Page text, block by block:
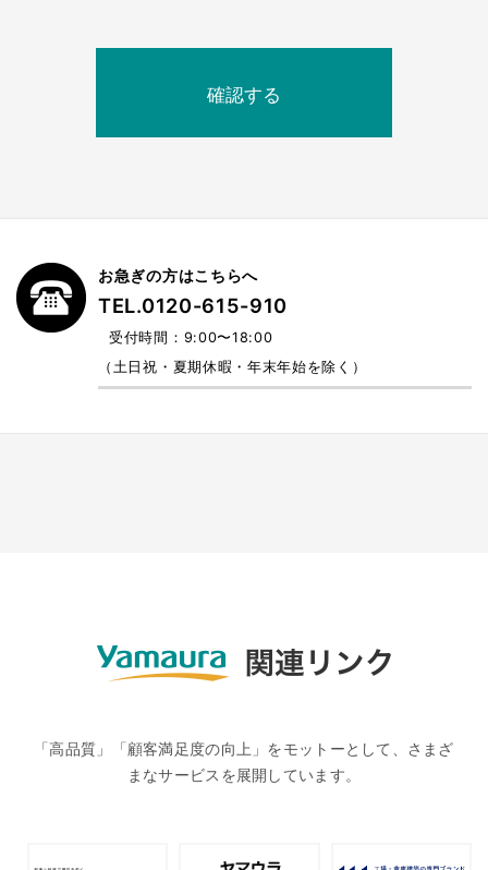
お急ぎの方はこちらへ
TEL.0120-615-910
受付時間：9:00〜18:00
（土日祝・夏期休暇・年末年始を除く）
「高品質」「顧客満足度の向上」をモットーとして、さまざ
まなサービスを展開しています。